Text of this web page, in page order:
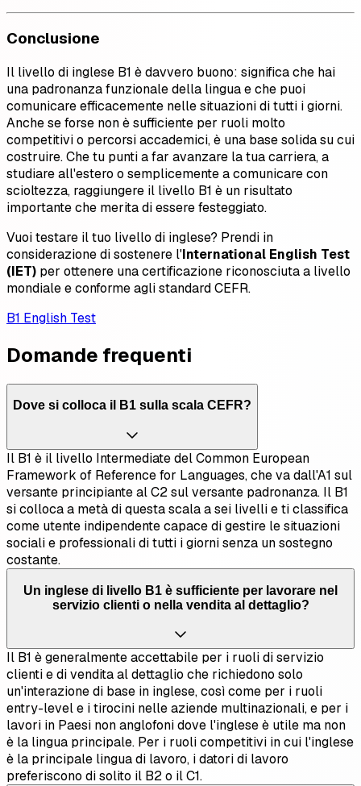
Conclusione
Il livello di inglese B1 è davvero buono: significa che hai
una padronanza funzionale della lingua e che puoi
comunicare efficacemente nelle situazioni di tutti i giorni.
Anche se forse non è sufficiente per ruoli molto
competitivi o percorsi accademici, è una base solida su cui
costruire. Che tu punti a far avanzare la tua carriera, a
studiare all'estero o semplicemente a comunicare con
scioltezza, raggiungere il livello B1 è un risultato
importante che merita di essere festeggiato.
Vuoi testare il tuo livello di inglese? Prendi in
considerazione di sostenere l'International English Test
(IET) per ottenere una certificazione riconosciuta a livello
mondiale e conforme agli standard CEFR.
B1 English Test
Domande frequenti
Dove si colloca il B1 sulla scala CEFR?
Il B1 è il livello Intermediate del Common European
Framework of Reference for Languages, che va dall'A1 sul
versante principiante al C2 sul versante padronanza. Il B1
si colloca a metà di questa scala a sei livelli e ti classifica
come utente indipendente capace di gestire le situazioni
sociali e professionali di tutti i giorni senza un sostegno
costante.
Un inglese di livello B1 è sufficiente per lavorare nel
servizio clienti o nella vendita al dettaglio?
Il B1 è generalmente accettabile per i ruoli di servizio
clienti e di vendita al dettaglio che richiedono solo
un'interazione di base in inglese, così come per i ruoli
entry-level e i tirocini nelle aziende multinazionali, e per i
lavori in Paesi non anglofoni dove l'inglese è utile ma non
è la lingua principale. Per i ruoli competitivi in cui l'inglese
è la principale lingua di lavoro, i datori di lavoro
preferiscono di solito il B2 o il C1.